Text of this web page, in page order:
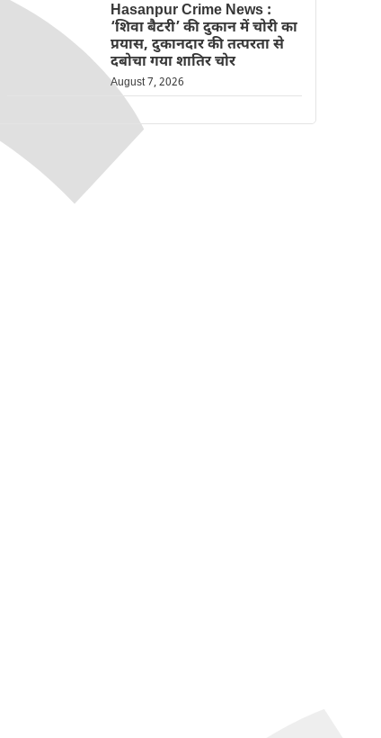
Hasanpur Crime News :
‘शिवा बैटरी’ की दुकान में चोरी का
प्रयास, दुकानदार की तत्परता से
दबोचा गया शातिर चोर
August 7, 2026